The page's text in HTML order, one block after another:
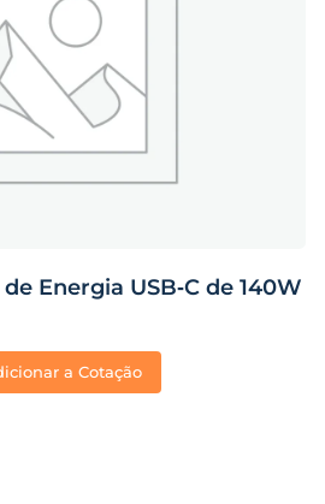
Energia USB‑C de 140W
a Cotação